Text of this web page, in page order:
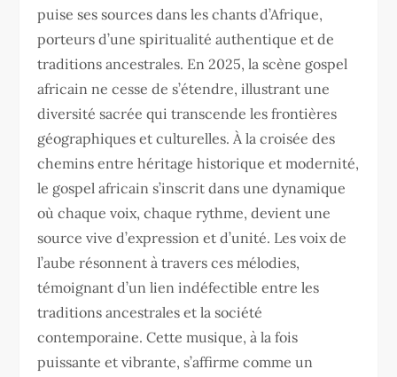
puise ses sources dans les chants d’Afrique,
porteurs d’une spiritualité authentique et de
traditions ancestrales. En 2025, la scène gospel
africain ne cesse de s’étendre, illustrant une
diversité sacrée qui transcende les frontières
géographiques et culturelles. À la croisée des
chemins entre héritage historique et modernité,
le gospel africain s’inscrit dans une dynamique
où chaque voix, chaque rythme, devient une
source vive d’expression et d’unité. Les voix de
l’aube résonnent à travers ces mélodies,
témoignant d’un lien indéfectible entre les
traditions ancestrales et la société
contemporaine. Cette musique, à la fois
puissante et vibrante, s’affirme comme un